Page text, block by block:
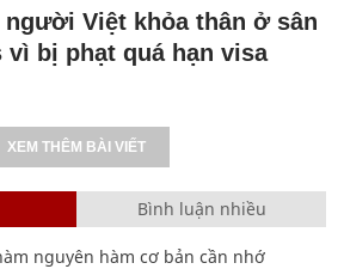
người Việt khỏa thân ở sân
vì bị phạt quá hạn visa
XEM THÊM BÀI VIẾT
Bình luận nhiều
nguyên hàm cơ bản cần nhớ